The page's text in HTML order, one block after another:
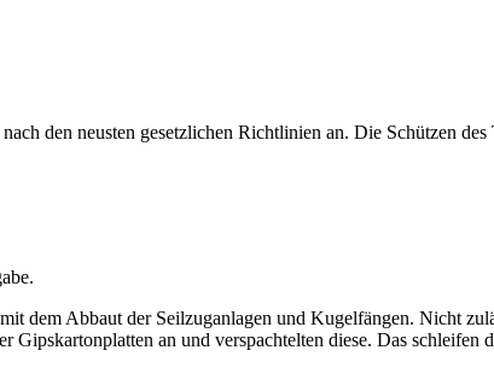
den neusten gesetzlichen Richtlinien an. Die Schützen
dem Abbaut der Seilzuganlagen und Kugelfängen. Nicht
an und verspachtelten diese. Das schleifen